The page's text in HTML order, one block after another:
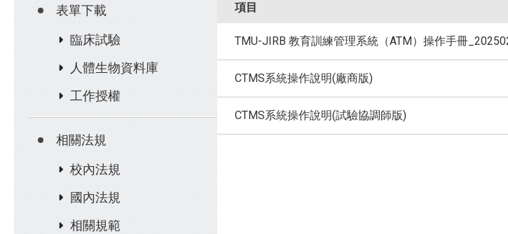
表單下載
臨床試驗
人體生物資料庫
工作授權
相關法規
校內法規
國內法規
相關規範
項目
TMU-JIRB 教育訓練管理系統（ATM）操作手冊
CTMS系統操作說明(廠商版)
CTMS系統操作說明(試驗協調師版)